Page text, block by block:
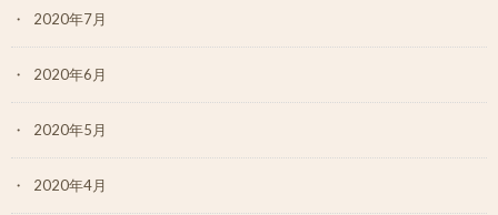
2020年7月
2020年6月
2020年5月
2020年4月